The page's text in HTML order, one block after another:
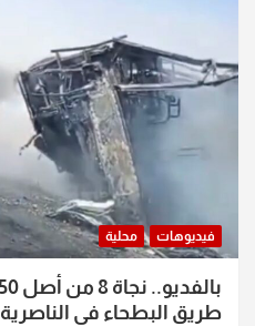
فيديوهات محلية
طريق البطحاء في الناصرية